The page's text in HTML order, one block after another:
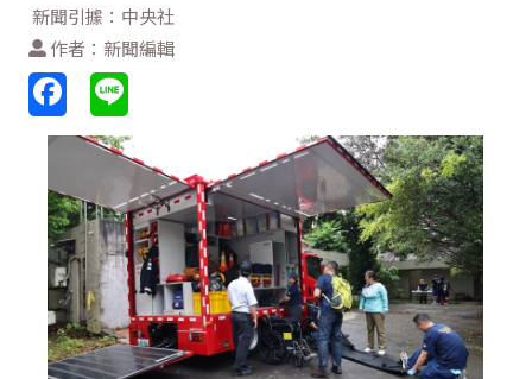
新聞引據：中央社
作者：新聞編輯